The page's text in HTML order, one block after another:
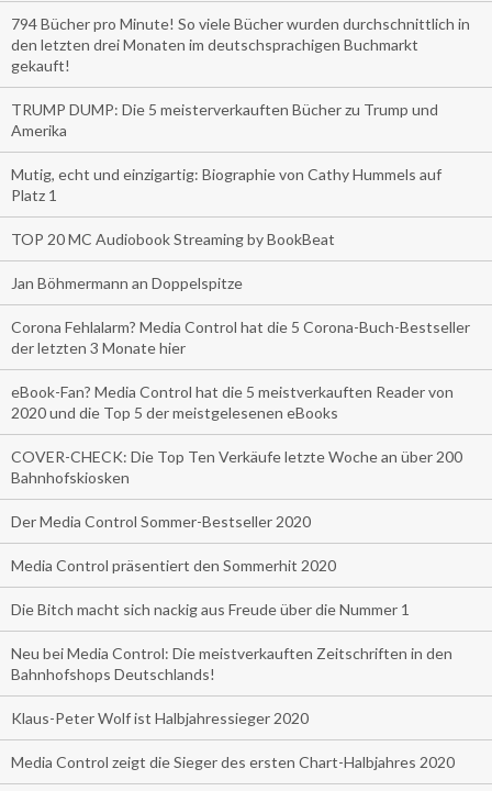
794 Bücher pro Minute! So viele Bücher wurden durchschnittlich in
den letzten drei Monaten im deutschsprachigen Buchmarkt
gekauft!
TRUMP DUMP: Die 5 meisterverkauften Bücher zu Trump und
Amerika
Mutig, echt und einzigartig: Biographie von Cathy Hummels auf
Platz 1
TOP 20 MC Audiobook Streaming by BookBeat
Jan Böhmermann an Doppelspitze
Corona Fehlalarm? Media Control hat die 5 Corona-Buch-Bestseller
der letzten 3 Monate hier
eBook-Fan? Media Control hat die 5 meistverkauften Reader von
2020 und die Top 5 der meistgelesenen eBooks
COVER-CHECK: Die Top Ten Verkäufe letzte Woche an über 200
Bahnhofskiosken
Der Media Control Sommer-Bestseller 2020
Media Control präsentiert den Sommerhit 2020
Die Bitch macht sich nackig aus Freude über die Nummer 1
Neu bei Media Control: Die meistverkauften Zeitschriften in den
Bahnhofshops Deutschlands!
Klaus-Peter Wolf ist Halbjahressieger 2020
Media Control zeigt die Sieger des ersten Chart-Halbjahres 2020